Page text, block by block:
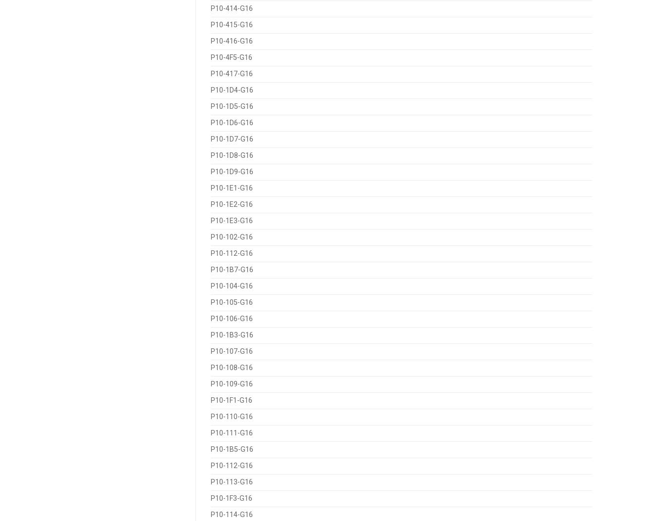
P10-414-G16
P10-415-G16
P10-416-G16
P10-4F5-G16
P10-417-G16
P10-1D4-G16
P10-1D5-G16
P10-1D6-G16
P10-1D7-G16
P10-1D8-G16
P10-1D9-G16
P10-1E1-G16
P10-1E2-G16
P10-1E3-G16
P10-102-G16
P10-112-G16
P10-1B7-G16
P10-104-G16
P10-105-G16
P10-106-G16
P10-1B3-G16
P10-107-G16
P10-108-G16
P10-109-G16
P10-1F1-G16
P10-110-G16
P10-111-G16
P10-1B5-G16
P10-112-G16
P10-113-G16
P10-1F3-G16
P10-114-G16